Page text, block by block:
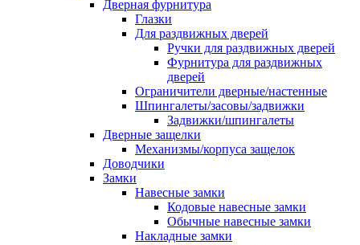
Дверная фурнитура
Глазки
Для раздвижных дверей
Ручки для раздвижных дверей
Фурнитура для раздвижных
дверей
Ограничители дверные/настенные
Шпингалеты/засовы/задвижки
Задвижки/шпингалеты
Дверные защелки
Механизмы/корпуса защелок
Доводчики
Замки
Навесные замки
Кодовые навесные замки
Обычные навесные замки
Накладные замки